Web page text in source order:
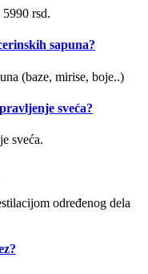
rsd.
sapuna?
(baze, mirise, boje..)
sveća?
sveća.
određenog dela